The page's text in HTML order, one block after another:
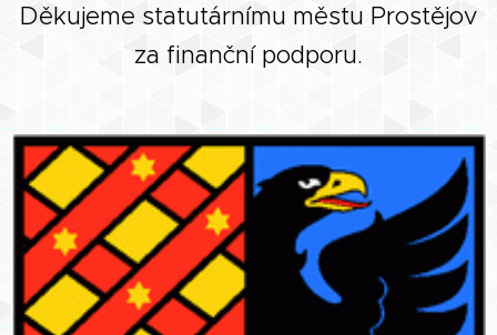
Děkujeme statutárnímu městu Prostějov
za finanční podporu.